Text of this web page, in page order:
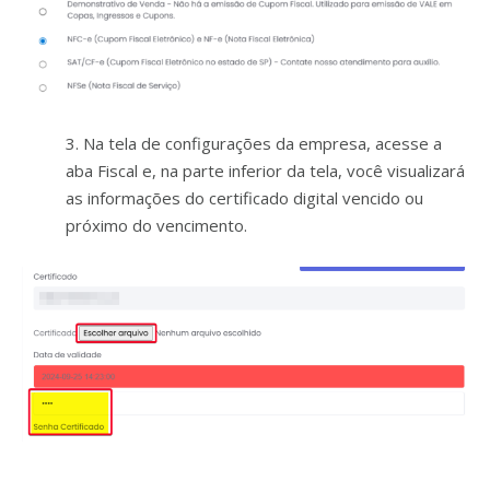
3. Na tela de configurações da empresa, acesse a
aba Fiscal e, na parte inferior da tela, você visualizará
as informações do certificado digital vencido ou
próximo do vencimento.